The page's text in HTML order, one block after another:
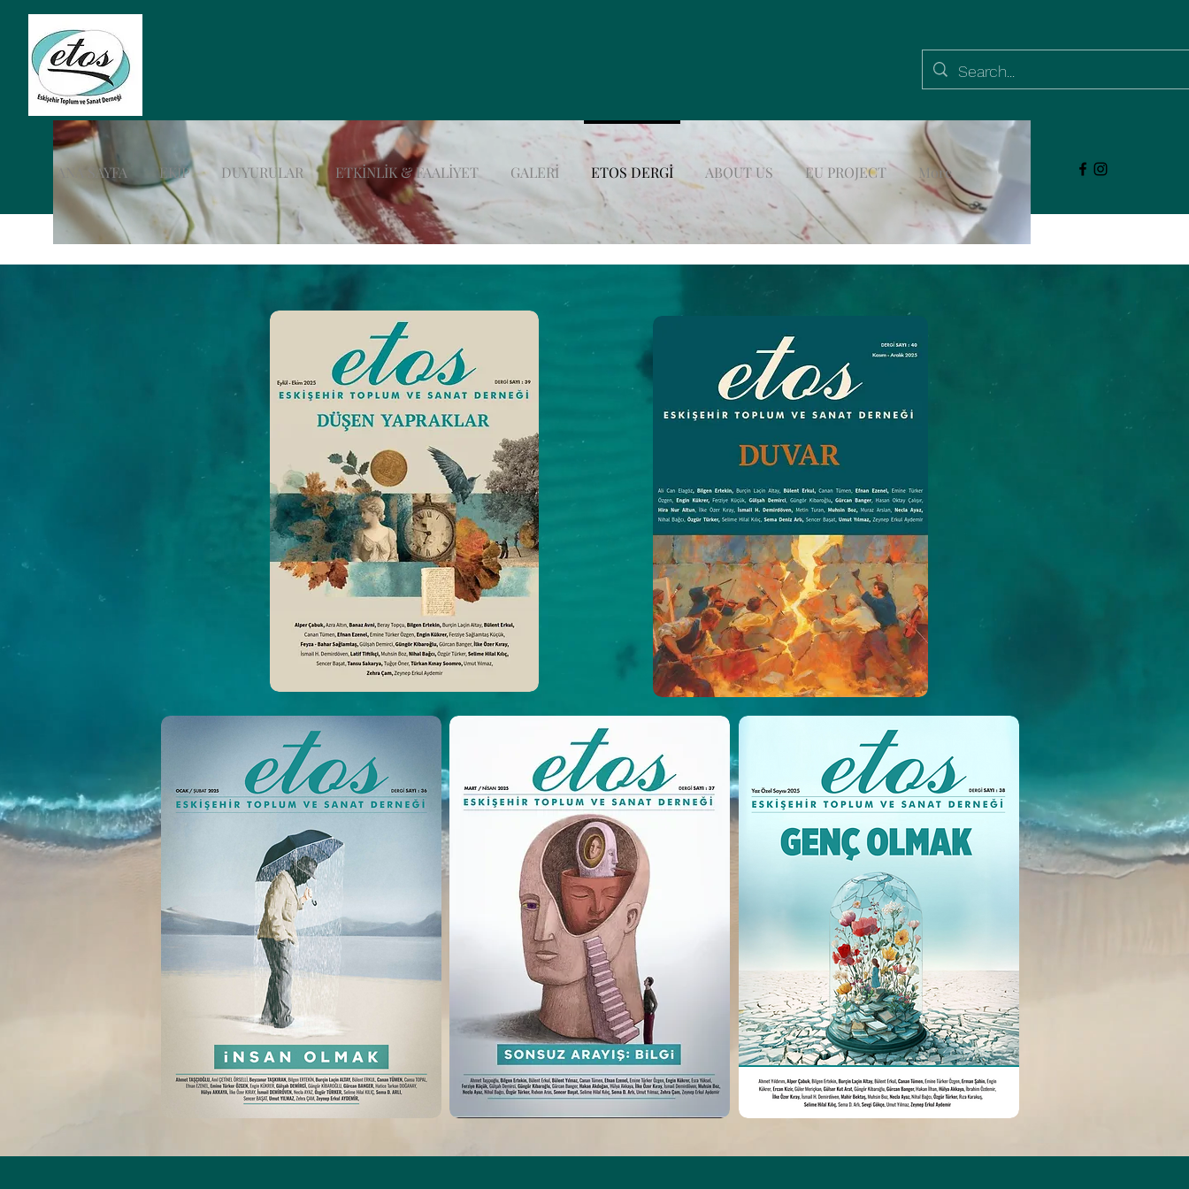
ANA SAYFA EKİP DUYURULAR ETKİNLİK & FAALİYET GALERİ ETOS DERGİ ABOUT US EU PROJECT More